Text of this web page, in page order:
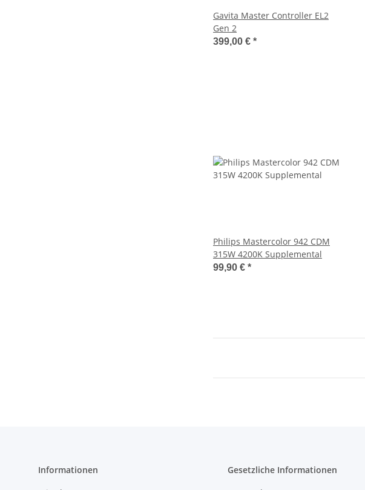
Gavita Master Controller EL2
Gen 2
399,00 € *
Philips Mastercolor 942 CDM
315W 4200K Supplemental
99,90 € *
Informationen Gesetzliche Informationen